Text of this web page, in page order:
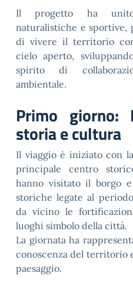
Il progetto ha
naturalistiche e sportive,
di vivere il territorio
cielo aperto,
spirito di
ambientale.
Primo giorno:
storia e cultura
Il viaggio è iniziato con
principale centro
hanno visitato il borgo
storiche legate al
da vicino le
luoghi simbolo della città.
La giornata ha
conoscenza del territorio
paesaggio.